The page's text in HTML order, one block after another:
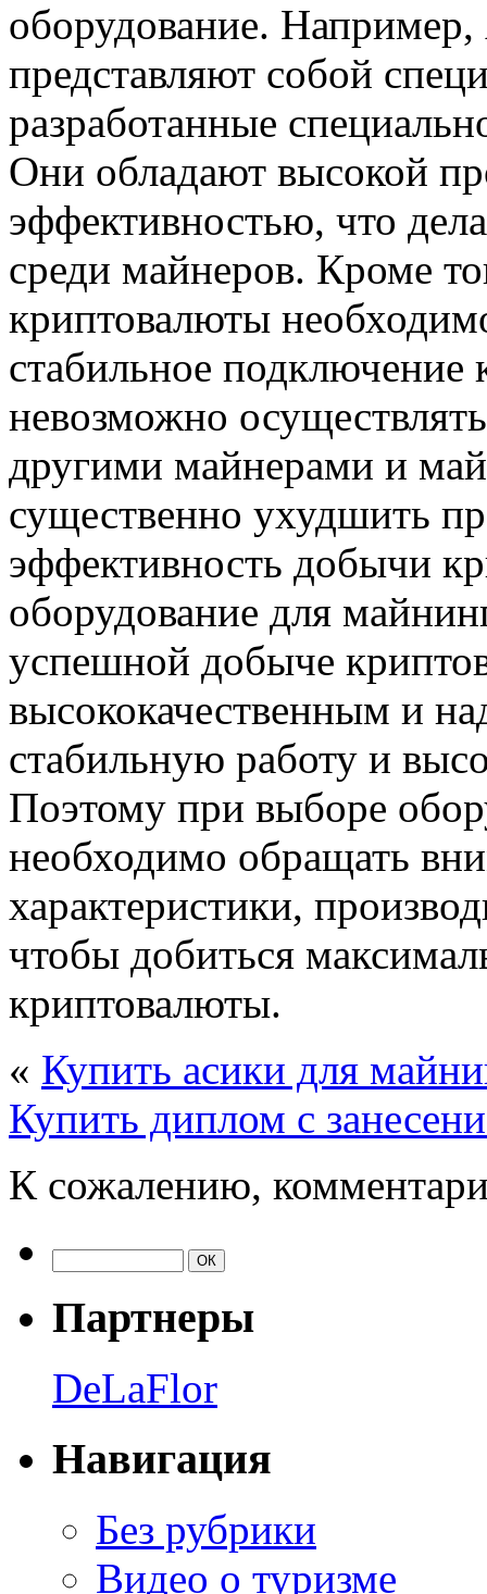
оборудование.
представляют собой
разработанные
Они обладают высокой
эффективностью, что
среди майнеров. Кроме
криптовалюты
стабильное подключение
невозможно
другими майнерами и
существенно ухудшить
эффективность добычи
оборудование для
успешной добыче
высококачественным и
стабильную работу и
Поэтому при выборе
необходимо обращать
характеристики,
чтобы добиться
криптовалюты.
« Купить асики для
Купить диплом с
К сожалению,
Партнеры
DeLaFlor
Навигация
Без рубрики
Видео о туризме